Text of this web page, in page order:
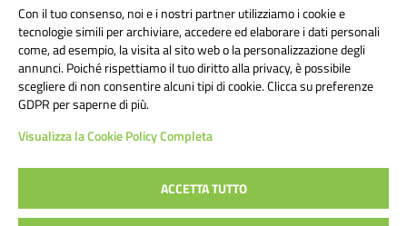
Istituto Comprensivo Bricherasio
Via Cesare Bollea n. 3 - 10064 Bricherasio (TO) | P.E.O.:
toic84200d@istruzione.it | P.E.C.:
toic84200d@pec.istruzione.it
Codice Fiscale: 94544620019 | Cod. Meccanografico:
TOIC84200D | Codice IPA: istsc_toic84200d | Codice
Univoco: UFYI9M
Sito web realizzato da AVVALE SPA|Concept & Design by
Con il tuo consenso, noi e i nostri partner utilizziamo i cookie e
tecnologie simili per archiviare, accedere ed elaborare i dati personali
come, ad esempio, la visita al sito web o la personalizzazione degli
annunci. Poiché rispettiamo il tuo diritto alla privacy, è possibile
scegliere di non consentire alcuni tipi di cookie. Clicca su preferenze
GDPR per saperne di più.
Visualizza la Cookie Policy Completa
ACCETTA TUTTO